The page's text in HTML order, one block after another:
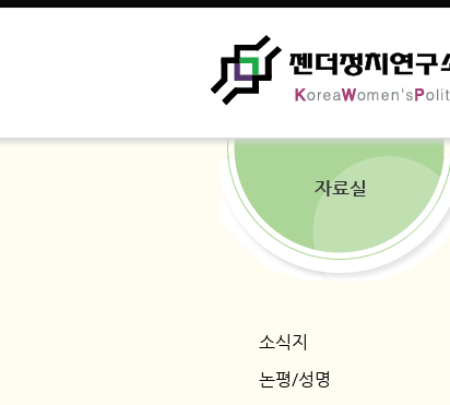
자료실
소식지
논평/성명